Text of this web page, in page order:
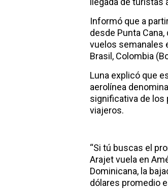
Informó que a
desde Punta
vuelos semanales
Brasil, Colombia
Luna explicó que
aerolínea
significativa de los
viajeros.
“Si tú buscas el
Arajet vuela en
Dominicana, la
dólares promedio